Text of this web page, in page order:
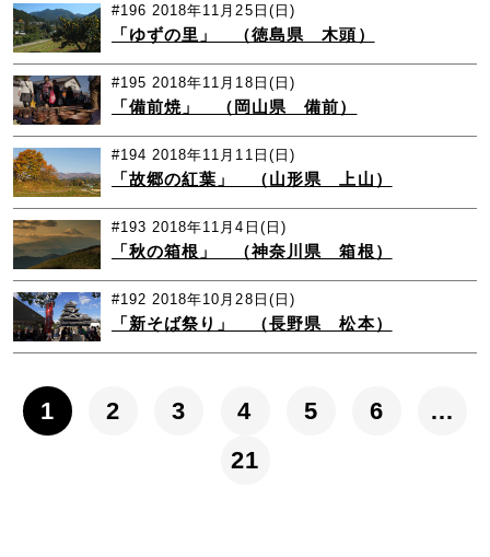
#196 2018年11月25日(日)
「ゆずの里」 （徳島県 木頭）
#195 2018年11月18日(日)
「備前焼」 （岡山県 備前）
#194 2018年11月11日(日)
「故郷の紅葉」 （山形県 上山）
#193 2018年11月4日(日)
「秋の箱根」 （神奈川県 箱根）
#192 2018年10月28日(日)
「新そば祭り」 （長野県 松本）
1 2 3 4 5 6
…
21